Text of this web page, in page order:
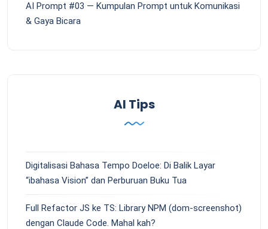
AI Prompt #03 — Kumpulan Prompt untuk Komunikasi
& Gaya Bicara
AI Tips
Digitalisasi Bahasa Tempo Doeloe: Di Balik Layar
“ibahasa Vision” dan Perburuan Buku Tua
Full Refactor JS ke TS: Library NPM (dom-screenshot)
dengan Claude Code. Mahal kah?